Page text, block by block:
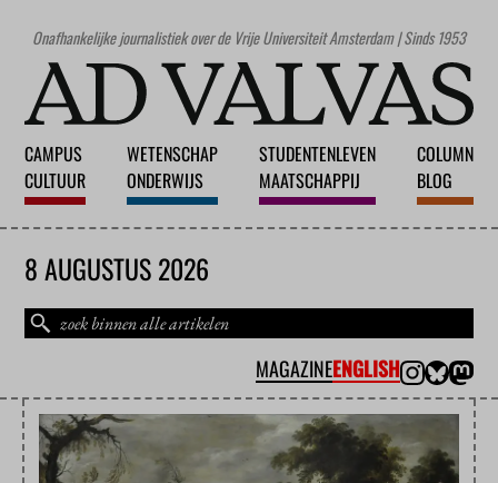
Onafhankelijke journalistiek over de Vrije Universiteit Amsterdam | Sinds 1953
CAMPUS
CULTUUR
WETENSCHAP
ONDERWIJS
STUDENTENLEVEN
MAATSCHAPPIJ
COLUMN
BLOG
8 AUGUSTUS 2026
MAGAZINEENGLISH